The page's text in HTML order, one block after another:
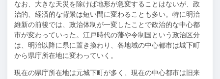
なお、大きな天災を除けば地形が急変することはないが、政
治的、経済的な背景は短い間に変わることも多い。特に明治
維新の前後では、政治体制が一変したことで政治的な中心都
市が変わっていった。江戸時代の藩や令制国という政治区分
は、明治以降に県に置き換わり、各地域の中心都市は城下町
から県庁所在地に変わっていく。
現在の県庁所在地は元城下町が多く、現在の中心都市は旧来